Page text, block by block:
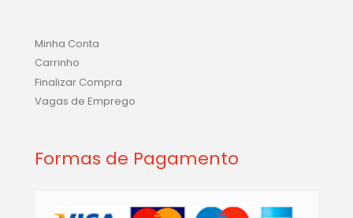
Carrinho
Finalizar Compra
Vagas de Emprego
Formas de Pagamento